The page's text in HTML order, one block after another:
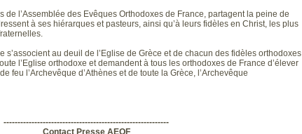
de l’Assemblée des Evêques Orthodoxes de France, partagent la peine de
à ses hiérarques et pasteurs, ainsi qu’à leurs fidèles en Christ, les plus
s’associent au deuil de l’Eglise de Grèce et de chacun des fidèles orthodoxes
l’Eglise orthodoxe et demandent à tous les orthodoxes de France d’élever
feu l’Archevêque d’Athènes et de toute la Grèce, l’Archevêque
-----------------------------------------------------------
Contact Presse AEOF